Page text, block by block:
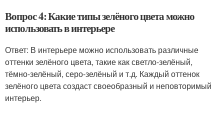
Вопрос 4: Какие типы зелёного цвета можно
использовать в интерьере
Ответ: В интерьере можно использовать различные
оттенки зелёного цвета, такие как светло-зелёный,
тёмно-зелёный, серо-зелёный и т.д. Каждый оттенок
зелёного цвета создаст своеобразный и неповторимый
интерьер.